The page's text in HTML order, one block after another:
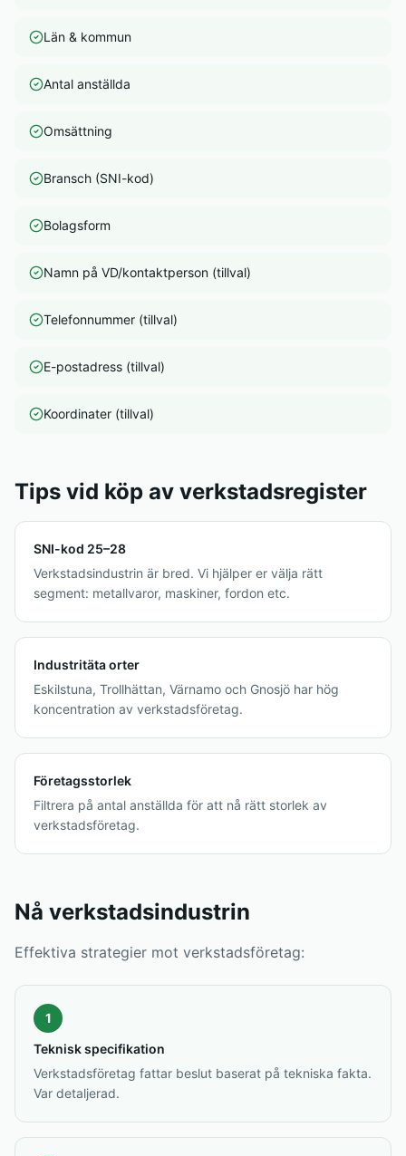
Län & kommun
Antal anställda
Omsättning
Bransch (SNI-kod)
Bolagsform
Namn på VD/kontaktperson (tillval)
Telefonnummer (tillval)
E-postadress (tillval)
Koordinater (tillval)
Tips vid köp av verkstadsregister
SNI-kod 25–28
Verkstadsindustrin är bred. Vi hjälper er välja rätt
segment: metallvaror, maskiner, fordon etc.
Industritäta orter
Eskilstuna, Trollhättan, Värnamo och Gnosjö har hög
koncentration av verkstadsföretag.
Företagsstorlek
Filtrera på antal anställda för att nå rätt storlek av
verkstadsföretag.
Nå verkstadsindustrin
Effektiva strategier mot verkstadsföretag:
1
Teknisk specifikation
Verkstadsföretag fattar beslut baserat på tekniska fakta.
Var detaljerad.